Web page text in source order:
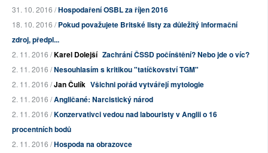
31. 10. 2016 /Hospodaření OSBL za říjen 2016
18. 10. 2016 /Pokud považujete Britské listy za důležitý informační
zdroj, předpl...
2. 11. 2016 /Karel Dolejší Zachrání ČSSD počínštění? Nebo jde o víc?
2. 11. 2016 /Nesouhlasím s kritikou "tatíčkovství TGM"
2. 11. 2016 /Jan Čulík Všichni pořád vytvářejí mytologie
2. 11. 2016 /Angličané: Narcistický národ
2. 11. 2016 /Konzervativci vedou nad labouristy v Anglii o 16
procentních bodů
2. 11. 2016 /Hospoda na obrazovce